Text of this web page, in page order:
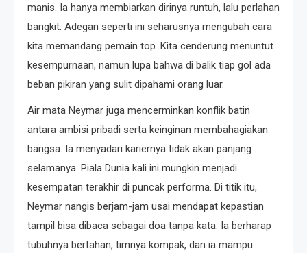
manis. Ia hanya membiarkan dirinya runtuh, lalu perlahan
bangkit. Adegan seperti ini seharusnya mengubah cara
kita memandang pemain top. Kita cenderung menuntut
kesempurnaan, namun lupa bahwa di balik tiap gol ada
beban pikiran yang sulit dipahami orang luar.
Air mata Neymar juga mencerminkan konflik batin
antara ambisi pribadi serta keinginan membahagiakan
bangsa. Ia menyadari kariernya tidak akan panjang
selamanya. Piala Dunia kali ini mungkin menjadi
kesempatan terakhir di puncak performa. Di titik itu,
Neymar nangis berjam-jam usai mendapat kepastian
tampil bisa dibaca sebagai doa tanpa kata. Ia berharap
tubuhnya bertahan, timnya kompak, dan ia mampu